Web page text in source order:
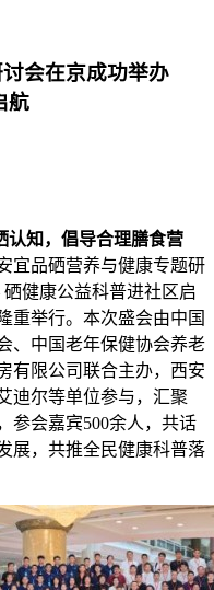
会在京成功举办
航
认知 ， 倡导合理膳食营
宜品硒营养与健康专题研
健康公益科普进社区启
重举行。本次盛会由中国
、中国老年保健协会养老
有限公司联合主办，西安
迪尔等单位参与，汇聚
参会嘉宾500余人，共话
展，共推全民健康科普落